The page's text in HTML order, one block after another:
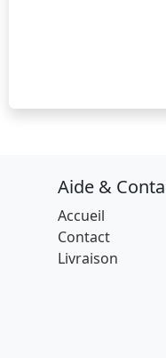
Aide &
Accueil
Contact
Livraison